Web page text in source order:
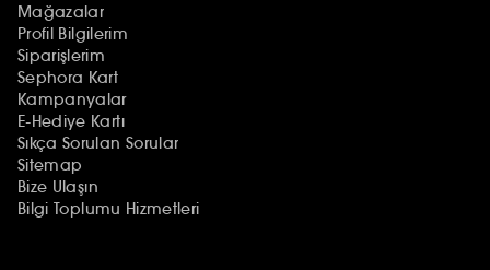
Mağazalar
Profil Bilgilerim
Siparişlerim
Sephora Kart
Kampanyalar
E-Hediye Kartı
Sıkça Sorulan Sorular
Sitemap
Bize Ulaşın
Bilgi Toplumu Hizmetleri